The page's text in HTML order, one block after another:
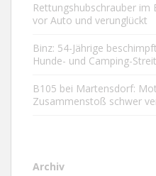
Rettungshubschrauber im
vor Auto und verunglückt
Binz: 54-Jährige
Hunde- und Camping-Streit
B105 bei Martensdorf:
Zusammenstoß schwer
Archiv